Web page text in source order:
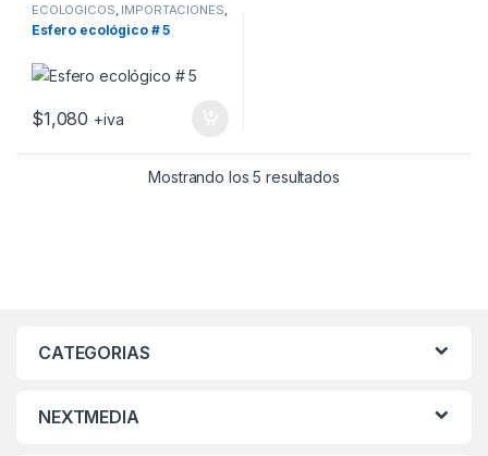
ECOLOGICOS IMPORTACIONES
PROMOCIONALES
Esfero ecológico # 5
$1,080 +iva
Mostrando los 5 resultados
CATEGORIAS
NEXTMEDIA